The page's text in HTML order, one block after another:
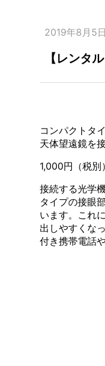
2019年8月5日
【レンタ
コンパクトタ
天体望遠鏡を
1,000円（税別
接続する光学
タイプの接眼
います。これ
出しやすくな
付き携帯電話